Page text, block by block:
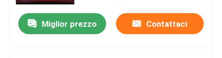
Miglior prezzo Contattaci